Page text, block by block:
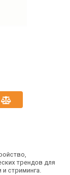
трендов для
стриминга.